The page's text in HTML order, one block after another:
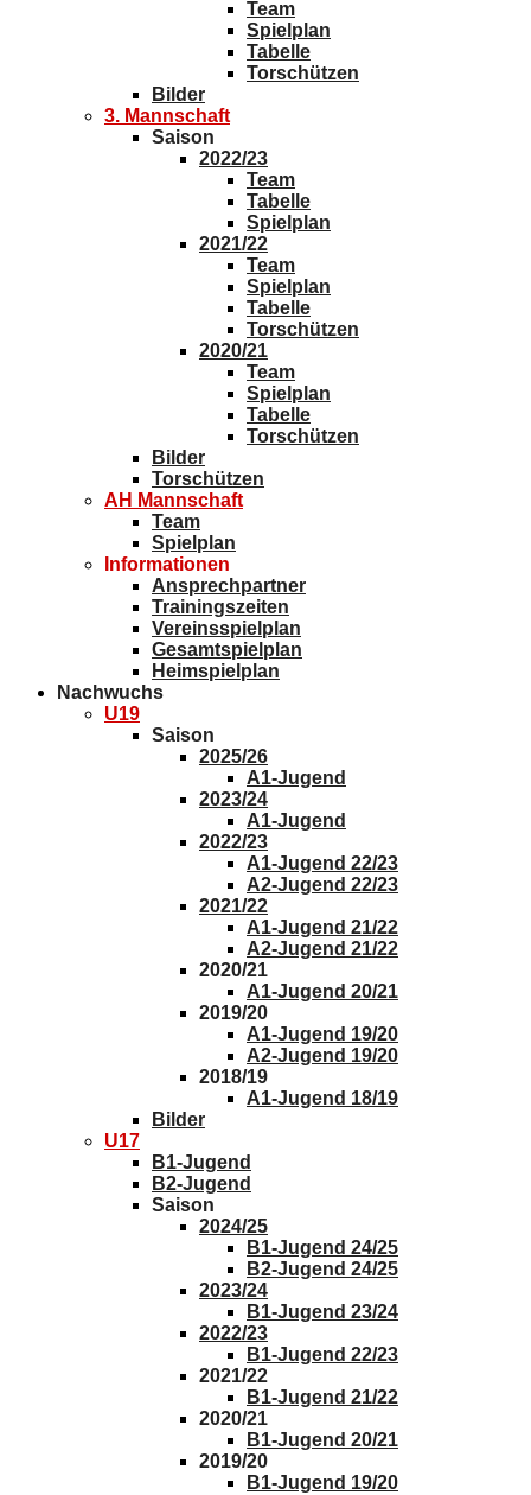
3. Mannschaft
2022/23
2021/22
Team
Spielplan
Tabelle
Torschützen
2020/21
Team
Spielplan
Tabelle
Torschützen
Torschützen
AH Mannschaft
Spielplan
Informationen
Ansprechpartner
Trainingszeiten
Vereinsspielplan
Gesamtspielplan
Heimspielplan
Nachwuchs
U19
Saison
2025/26
2022/23
A1-Jugend 22/23
A2-Jugend 22/23
2021/22
A1-Jugend 21/22
A2-Jugend 21/22
2020/21
A1-Jugend 20/21
2019/20
A1-Jugend 19/20
A2-Jugend 19/20
2018/19
A1-Jugend 18/19
B1-Jugend
B2-Jugend
Saison
B1-Jugend 24/25
B2-Jugend 24/25
2023/24
B1-Jugend 23/24
2022/23
B1-Jugend 22/23
2021/22
B1-Jugend 21/22
2020/21
B1-Jugend 20/21
2019/20
B1-Jugend 19/20
B2-Jugend 19/20
2018/19
B1-Jugend 18/19
B2-Jugend 18/19